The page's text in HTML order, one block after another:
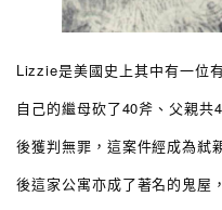
Lizzie是美國史上其中有一位
自己的繼母砍了40斧、父親
後獲判無罪，這案件經成為弒
後這家公寓亦成了著名的鬼屋